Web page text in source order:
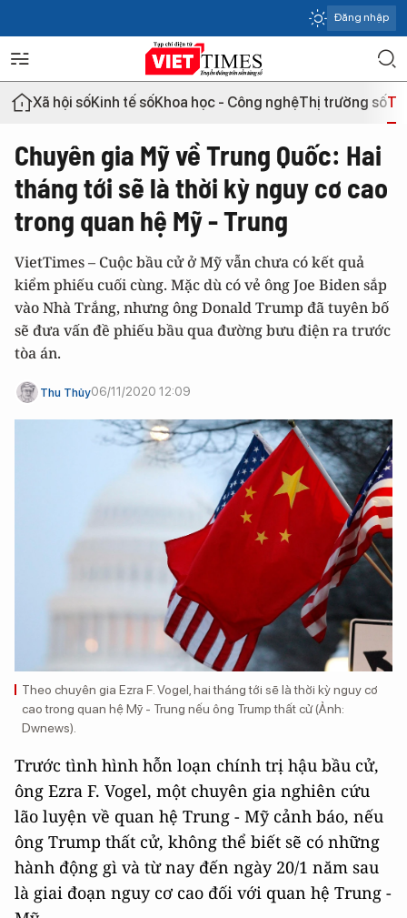
Đăng nhập
Xã hội sốKinh tế sốKhoa học - Công nghệThị trường số
Chuyên gia Mỹ về Trung Quốc: Hai
tháng tới sẽ là thời kỳ nguy cơ cao
trong quan hệ Mỹ - Trung
VietTimes – Cuộc bầu cử ở Mỹ vẫn chưa có kết quả
kiểm phiếu cuối cùng. Mặc dù có vẻ ông Joe Biden sắp
vào Nhà Trắng, nhưng ông Donald Trump đã tuyên bố
sẽ đưa vấn đề phiếu bầu qua đường bưu điện ra trước
tòa án.
Thu Thủy06/11/2020 12:09
Theo chuyên gia Ezra F. Vogel, hai tháng tới sẽ là thời kỳ nguy cơ
cao trong quan hệ Mỹ - Trung nếu ông Trump thất cử (Ảnh:
Dwnews).
Trước tình hình hỗn loạn chính trị hậu bầu cử,
ông Ezra F. Vogel, một chuyên gia nghiên cứu
lão luyện về quan hệ Trung - Mỹ cảnh báo, nếu
ông Trump thất cử, không thể biết sẽ có những
hành động gì và từ nay đến ngày 20/1 năm sau
là giai đoạn nguy cơ cao đối với quan hệ Trung -